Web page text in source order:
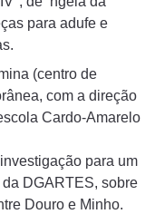
para adufe e
(centro de
com a direção
Cardo-Amarelo
para um
DGARTES, sobre
Douro e Minho.